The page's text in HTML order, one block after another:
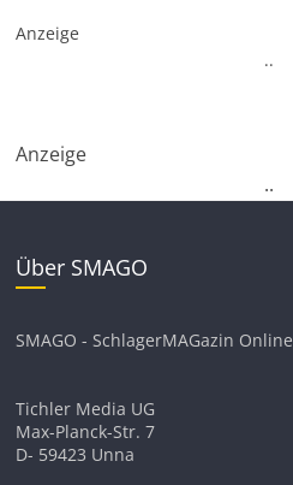
Anzeige
..
Anzeige
..
Über SMAGO
SMAGO - SchlagerMAGazin Online
Tichler Media UG
Max-Planck-Str. 7
D- 59423 Unna